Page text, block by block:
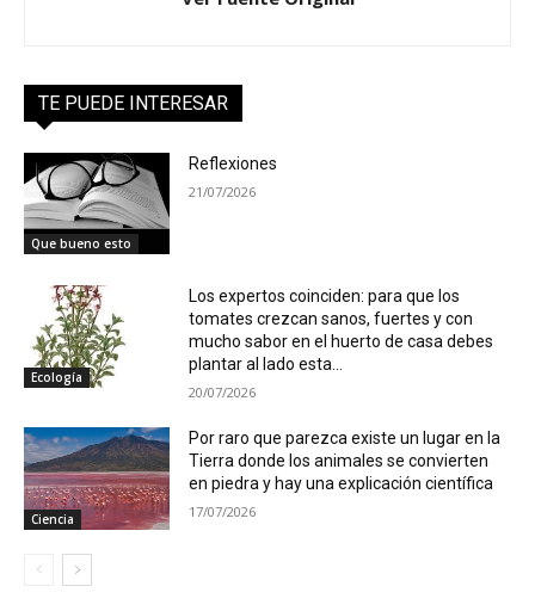
TE PUEDE INTERESAR
Que bueno esto
Reflexiones
21/07/2026
Ecología
Los expertos coinciden: para que los
tomates crezcan sanos, fuertes y con
mucho sabor en el huerto de casa debes
plantar al lado esta...
20/07/2026
Ciencia
Por raro que parezca existe un lugar en la
Tierra donde los animales se convierten
en piedra y hay una explicación científica
17/07/2026